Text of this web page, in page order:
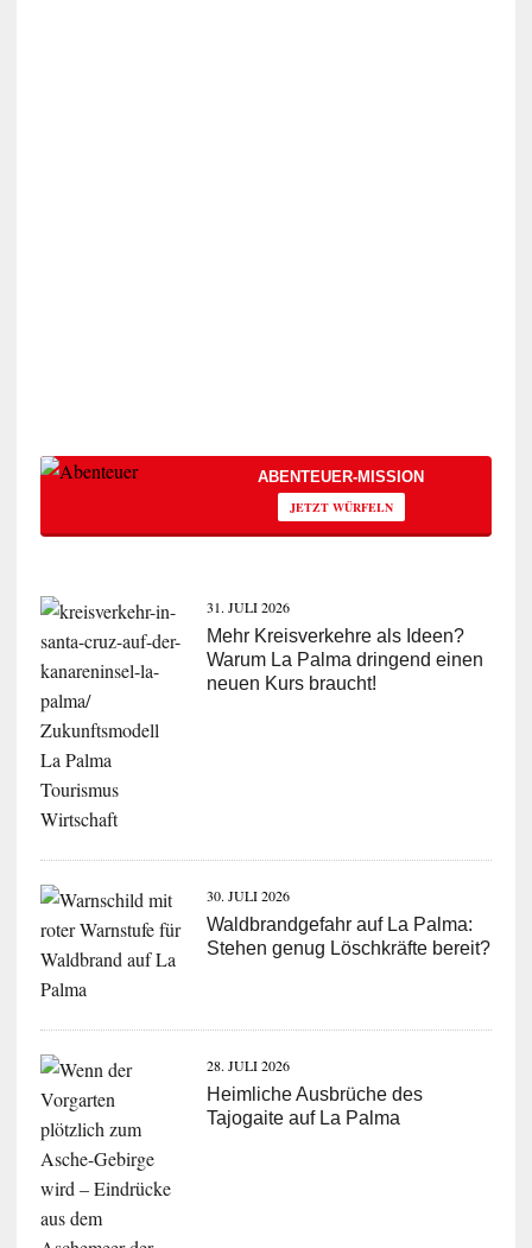
ABENTEUER-MISSION
JETZT WÜRFELN
31. JULI 2026
Mehr Kreisverkehre als Ideen?
Warum La Palma dringend einen
neuen Kurs braucht!
30. JULI 2026
Waldbrandgefahr auf La Palma:
Stehen genug Löschkräfte bereit?
28. JULI 2026
Heimliche Ausbrüche des
Tajogaite auf La Palma